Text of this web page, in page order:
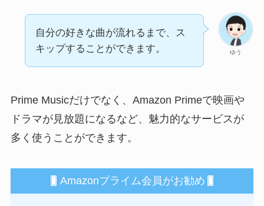
ゆう
自分の好きな曲が流れるまで、ス
キップすることができます。
Prime Musicだけでなく、Amazon Primeで映画や
ドラマが見放題になるなど、魅力的なサービスが
多く使うことができます。
Amazonプライム会員がお勧め